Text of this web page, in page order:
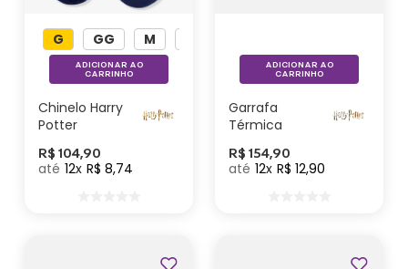
Chinelo Harry
Potter
R$ 104,90
12 R$ 8,74
G GG M
ADICIONAR AO
CARRINHO
Garrafa
Térmica
Potter
R$ 154,90
12 R$ 12,90
ADICIONAR AO
CARRINHO